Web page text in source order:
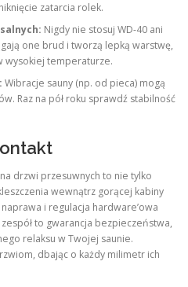
zatarcia rolek.
Nigdy nie stosuj WD-40 ani
one brud i tworzą lepką warstwę,
wysokiej temperaturze.
Wibracje sauny (np. od pieca) mogą
Raz na pół roku sprawdź stabilność
drzwi przesuwnych to nie tylko
wewnątrz gorącej kabiny
i regulacja hardware’owa
to gwarancja bezpieczeństwa,
relaksu w Twojej saunie.
dbając o każdy milimetr ich